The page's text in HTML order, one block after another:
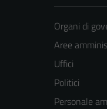
Organi di
Aree
Uffici
Politici
Personale